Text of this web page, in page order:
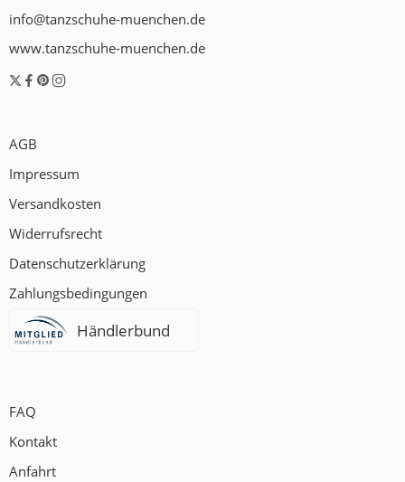
info@tanzschuhe-muenchen.de
www.tanzschuhe-muenchen.de
AGB
Impressum
Versandkosten
Widerrufsrecht
Datenschutzerklärung
Zahlungsbedingungen
Händlerbund
FAQ
Kontakt
Anfahrt